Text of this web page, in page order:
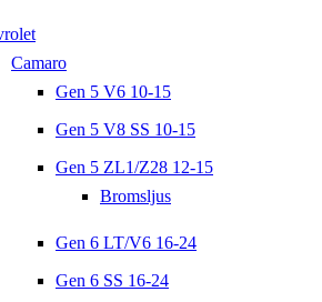
Camaro
Gen 5 V6 10-15
Gen 5 V8 SS 10-15
Gen 5 ZL1/Z28 12-15
Bromsljus
Gen 6 LT/V6 16-24
Gen 6 SS 16-24